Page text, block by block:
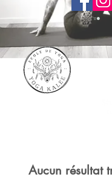
Aucun résultat